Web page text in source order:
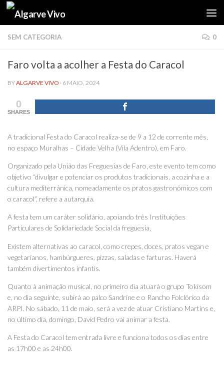
Skip to content
SEM CATEGORIA 0
Faro volta a acolher a Festa do Caracol
BYALGARVE VIVO · 6 MAIO, 2024
0
SHARES
A tradicional Festa do Caracol realiza-se de 9 a 12 de corrente mês,
no espaço Muralhas – Cidade Velha (Vila Adentro), em Faro.
Organizado pela União das Freguesias de Faro, este evento tem como
objetivo “divulgar e potenciar os produtos tradicionais, a cozinha e a
cultura mediterrânica, nomeadamente os pratos gastronómicos com
o caracol”, refere a autarquia.
A festa tem um caráter solidário, apoiando três Instituições
Particulares de Solidariedade Social da freguesia,
Existem alternativas ao caracol, como crepes, doces, pratos vegan e
vegetarianos, hambúrgueres, pizzas, saladas e farturas. Haverá
também divertimentos infantis.
Quanto à animação musical, no primeiro dia atuará o grupo Tokisom
e, no dia seguinte, subirá ao palco Sandrine e o Rancho Folclórico da
ARPI. No sábado, 11 de maio, será a vez de atuar Cristiano Martins e,
no último dia, domingo, David Pedro vai animar a festa.
A Festa do Caracol tem entrada livre e funciona todos os dias entre
as 17h00 e as 24h00.